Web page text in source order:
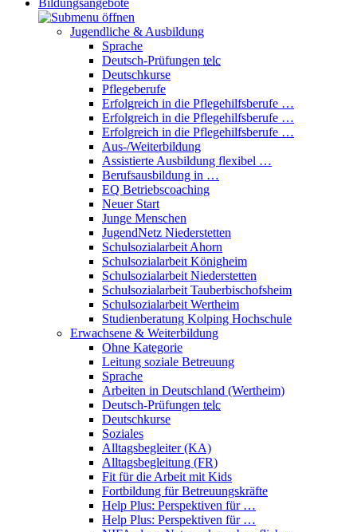
Bildungsangebote
Jugendliche & Ausbildung
Sprache
Deutsch-Prüfungen telc
Deutschkurse
Pflegeberufe
Erfolgreich in die Pflegehilfsberufe …
Erfolgreich in die Pflegehilfsberufe …
Erfolgreich in die Pflegehilfsberufe …
Aus-/Weiterbildung
Assistierte Ausbildung flexibel …
Berufsausbildung in …
EQ Betriebscoaching
Neuer Start
Junge Menschen
JugendNetz Niederstetten
Schulsozialarbeit Ahorn
Schulsozialarbeit Königheim
Schulsozialarbeit Niederstetten
Schulsozialarbeit Tauberbischofsheim
Schulsozialarbeit Wertheim
Studienberatung Kolping Hochschule
Erwachsene & Weiterbildung
Ohne Kategorie
Leitung soziale Betreuung
Sprache
Arbeiten in Deutschland (Wertheim)
Deutsch-Prüfungen telc
Deutschkurse
Soziales
Alltagsbegleiter (KA)
Alltagsbegleitung (FR)
Fit für die Arbeit mit Kids
Fortbildung für Betreuungskräfte
Help Plus: Perspektiven für …
Help Plus: Perspektiven für …